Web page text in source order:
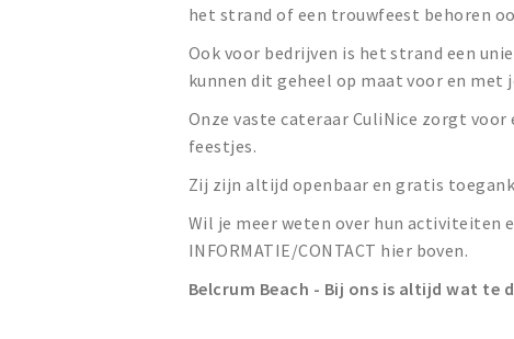
het strand of een trouwfeest behoren
Ook voor bedrijven is het strand een
kunnen dit geheel op maat voor en met
Onze vaste cateraar CuliNice zorgt
feestjes.
Zij zijn altijd openbaar en gratis
Wil je meer weten over hun activiteiten
INFORMATIE/CONTACT hier boven.
Belcrum Beach - Bij ons is altijd wat te